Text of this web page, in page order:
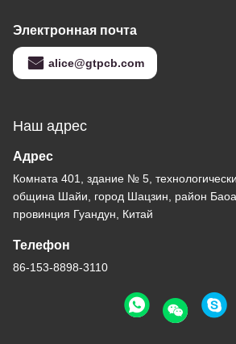
Электронная почта
alice@gtpcb.com
Наш адрес
Адрес
Комната 401, здание № 5,
община Шайи, город Шацзин, район
провинция Гуандун, Китай
Телефон
86-153-8898-3110